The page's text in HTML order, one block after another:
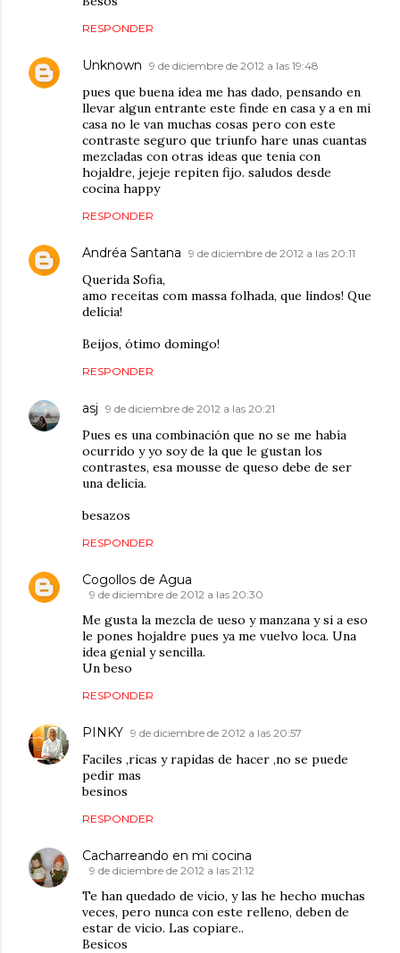
RESPONDER
Unknown 9 de diciembre de 2012 a las 19:48
pues que buena idea me has dado, pensando en
llevar algun entrante este finde en casa y a en mi
casa no le van muchas cosas pero con este
contraste seguro que triunfo hare unas cuantas
mezcladas con otras ideas que tenia con
hojaldre, jejeje repiten fijo. saludos desde
cocina happy
RESPONDER
Andréa Santana 9 de diciembre de 2012 a las 20:11
Querida Sofia,
amo receitas com massa folhada, que lindos! Que
delícia!
Beijos, ótimo domingo!
RESPONDER
asj 9 de diciembre de 2012 a las 20:21
Pues es una combinación que no se me había
ocurrido y yo soy de la que le gustan los
contrastes, esa mousse de queso debe de ser
una delicia.
besazos
RESPONDER
Cogollos de Agua
9 de diciembre de 2012 a las 20:30
Me gusta la mezcla de ueso y manzana y si a eso
le pones hojaldre pues ya me vuelvo loca. Una
idea genial y sencilla.
Un beso
RESPONDER
PINKY 9 de diciembre de 2012 a las 20:57
Faciles ,ricas y rapidas de hacer ,no se puede
pedir mas
besinos
RESPONDER
Cacharreando en mi cocina
9 de diciembre de 2012 a las 21:12
Te han quedado de vicio, y las he hecho muchas
veces, pero nunca con este relleno, deben de
estar de vicio. Las copiare..
Besicos